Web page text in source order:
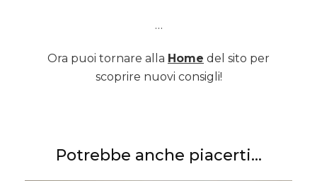
…
Ora puoi tornare alla Home del sito per
scoprire nuovi consigli!
Potrebbe anche piacerti...